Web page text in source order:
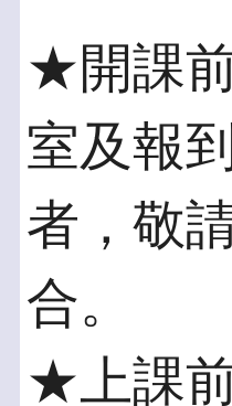
★開課
室及報
者，敬
合。
★上課